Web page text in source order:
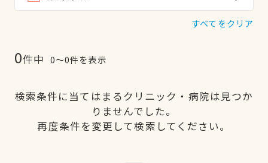
すべてをクリア
0件中 0〜0件を表示
検索条件に当てはまるクリニック・病院は見つか
りませんでした。
再度条件を変更して検索してください。